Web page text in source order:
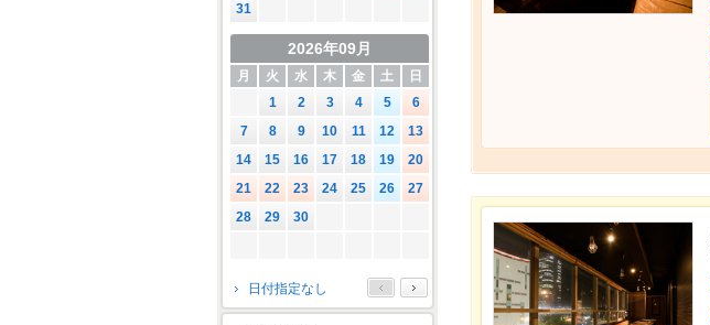
31
2026年09月
月 火 水 木 金 土
日
1
2 3 4 5
6
7
8 9 10 11 12
13
14
15 16 17 18 19
20
21
22 23 24 25 26
27
28
29 30
2026年10月
月 火 水 木 金 土
日
日付指定なし